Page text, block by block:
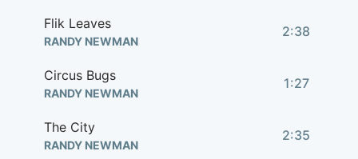
Flik Leaves
RANDY NEWMAN
2:38
Circus Bugs
RANDY NEWMAN
1:27
The City
RANDY NEWMAN
2:35